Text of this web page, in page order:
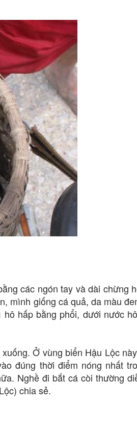
các ngón tay và dài chừng
mình giống cá quả, da màu
hấp bằng phổi, dưới nước
Ở vùng biển Hậu Lộc
đúng thời điểm nóng nhất
Nghề đi bắt cá còi thường
chia sẻ.